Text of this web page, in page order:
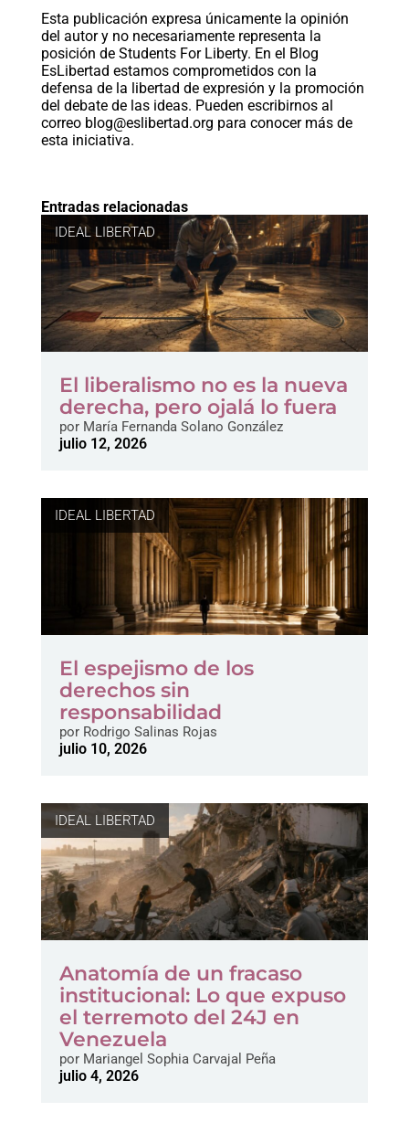
Esta publicación expresa únicamente la opinión
del autor y no necesariamente representa la
posición de Students For Liberty. En el Blog
EsLibertad estamos comprometidos con la
defensa de la libertad de expresión y la promoción
del debate de las ideas. Pueden escribirnos al
correo blog@eslibertad.org para conocer más de
esta iniciativa.
Entradas relacionadas
IDEAL LIBERTAD
El liberalismo no es la nueva
derecha, pero ojalá lo fuera
porMaría Fernanda Solano González
julio 12, 2026
IDEAL LIBERTAD
El espejismo de los
derechos sin
responsabilidad
porRodrigo Salinas Rojas
julio 10, 2026
IDEAL LIBERTAD
Anatomía de un fracaso
institucional: Lo que expuso
el terremoto del 24J en
Venezuela
porMariangel Sophia Carvajal Peña
julio 4, 2026